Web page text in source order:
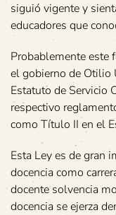
siguió vigente y
educadores que
Probablemente este
el gobierno de Otilio
Estatuto de Servicio
respectivo
como Título II en el
Esta Ley es de gran
docencia como
docente solvencia
docencia se ejerza